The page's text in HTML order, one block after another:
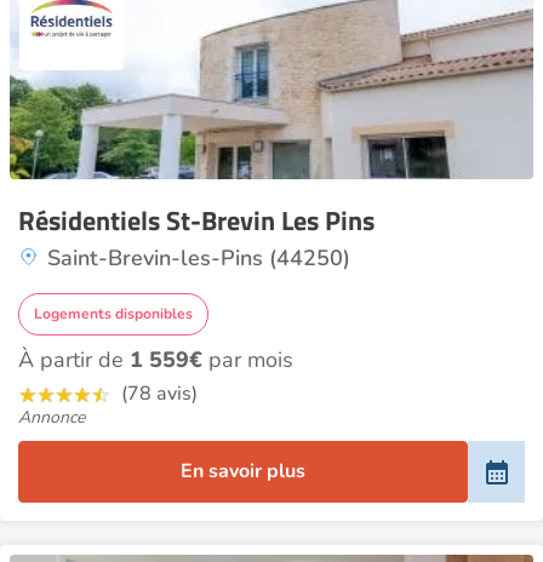
Résidentiels St-Brevin Les Pins
Saint-Brevin-les-Pins (44250)
Logements disponibles
À partir de 1 559€ par mois
(78 avis)
Annonce
En savoir plus